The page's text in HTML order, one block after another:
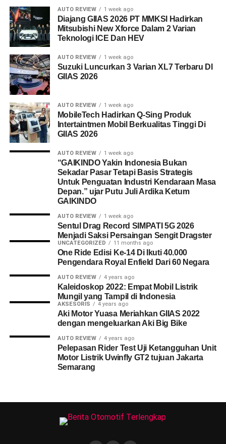
AUTO REVIEW 1 week ago
Diajang GIIAS 2026 PT MMKSI Hadirkan
Mitsubishi New Xforce Dalam 2 Varian
Teknologi ICE Dan HEV
AUTO REVIEW 1 week ago
Suzuki Luncurkan 3 Varian XL7 Terbaru DI
GIIAS 2026
AUTO REVIEW 1 week ago
MobileTech Hadirkan Q-Sing Produk
Intertaintmen Mobil Berkualitas Tinggi Di
GIIAS 2026
AUTO REVIEW 1 week ago
“GAIKINDO Yakin Indonesia Bukan
Sekadar Pasar Tetapi Basis Strategis
Untuk Penguatan Industri Kendaraan Masa
Depan.” ujar Putu Juli Ardika Ketum
GAIKINDO
AUTO REVIEW 1 week ago
Sentul Drag Record SIMPATI 5G 2026
Menjadi Saksi Persaingan Sengit Dragster
UNCATEGORIZED 11 months ago
One Ride Edisi Ke-14 Di Ikuti 40.000
Pengendara Royal Enfield Dari 60 Negara
AUTO REVIEW 4 years ago
Kaleidoskop 2022: Empat Mobil Listrik
Mungil yang Tampil di Indonesia
AKSESORIS 4 years ago
Aki Motor Yuasa Meriahkan GIIAS 2022
dengan mengeluarkan Aki Big Bike
AUTO REVIEW 4 years ago
Pelepasan Rider Test Uji Ketangguhan Unit
Motor Listrik Uwinfly GT2 tujuan Jakarta
Semarang